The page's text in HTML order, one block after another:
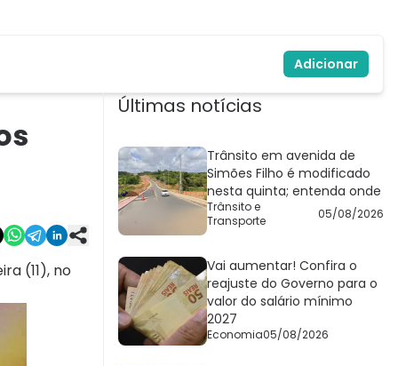
Adicionar
(11), no
Últimas notícias
Trânsito em avenida de
Simões Filho é modificado
nesta quinta; entenda onde
Trânsito e
Transporte
05/08/2026
Vai aumentar! Confira o
reajuste do Governo para o
valor do salário mínimo
2027
Economia05/08/2026